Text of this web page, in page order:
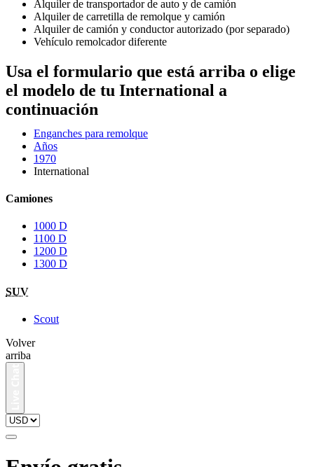
Alquiler de transportador de auto y de camión
Alquiler de carretilla de remolque y camión
Alquiler de camión y conductor autorizado (por separado)
Vehículo remolcador diferente
Usa el formulario que está arriba o elige
el modelo de tu International a
continuación
Enganches para remolque
Años
1970
International
Camiones
1000 D
1100 D
1200 D
1300 D
SUV
Scout
Volver
arriba